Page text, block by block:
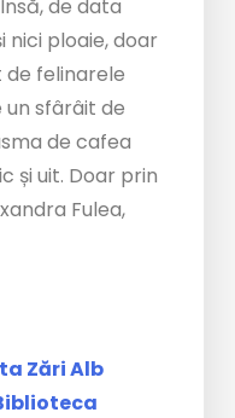
de data
nici ploaie, doar
felinarele
sfârâit de
de cafea
și uit. Doar prin
Fulea,
Zări Alb